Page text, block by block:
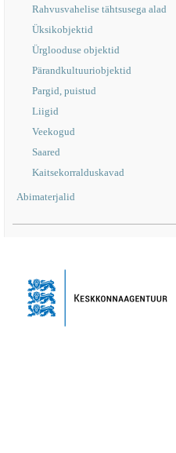
Rahvusvahelise tähtsusega alad
Üksikobjektid
Ürglooduse objektid
Pärandkultuuriobjektid
Pargid, puistud
Liigid
Veekogud
Saared
Kaitsekorralduskavad
Abimaterjalid